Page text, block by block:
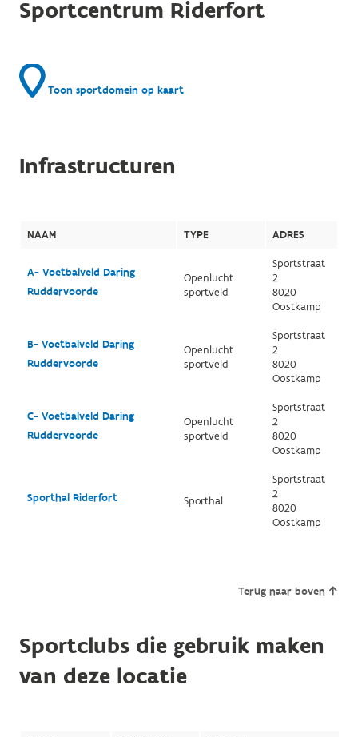
Sportcentrum Riderfort
Toon sportdomein op kaart
Infrastructuren
NAAM TYPE ADRES
A- Voetbalveld Daring
Ruddervoorde
Openlucht
sportveld
Sportstraat
2
8020
Oostkamp
B- Voetbalveld Daring
Ruddervoorde
Openlucht
sportveld
Sportstraat
2
8020
Oostkamp
C- Voetbalveld Daring
Ruddervoorde
Openlucht
sportveld
Sportstraat
2
8020
Oostkamp
Sporthal Riderfort Sporthal
Sportstraat
2
8020
Oostkamp
Terug naar boven
Sportclubs die gebruik maken
van deze locatie